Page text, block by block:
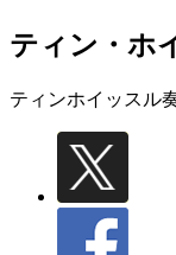
ティン・ホ
ティンホイッスル